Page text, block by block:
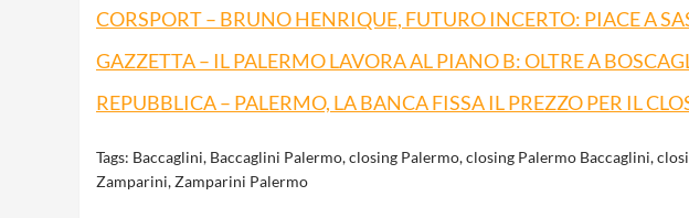
CORSPORT – BRUNO HENRIQUE, FUTURO INCERTO: PIACE A
GAZZETTA – IL PALERMO LAVORA AL PIANO B: OLTRE A
REPUBBLICA – PALERMO, LA BANCA FISSA IL PREZZO PER IL
Tags: Baccaglini, Baccaglini Palermo,closing Palermo,closing Palermo Baccaglini,
Zamparini,Zamparini Palermo